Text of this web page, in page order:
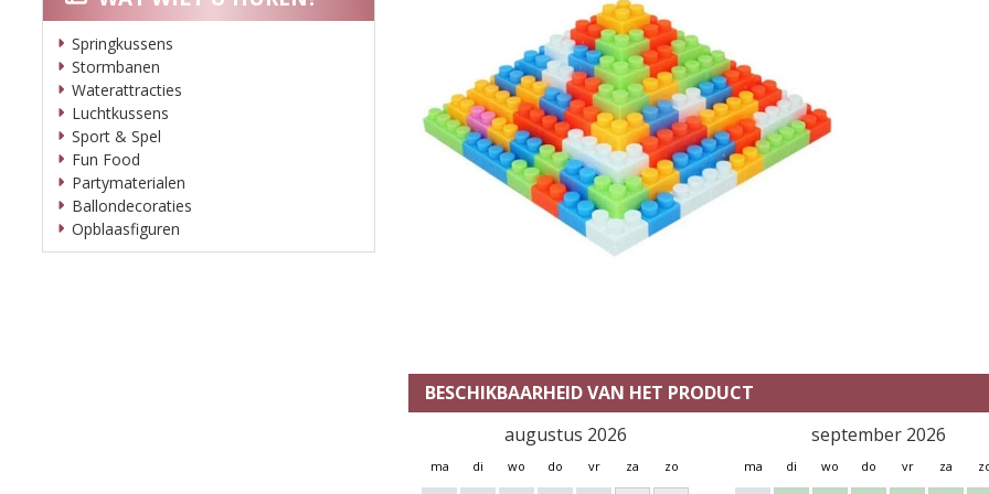
Springkussens
Stormbanen
Waterattracties
Luchtkussens
Sport & Spel
Fun Food
Partymaterialen
Ballondecoraties
Opblaasfiguren
BESCHIKBAARHEID VAN HET PRODUCT
augustus 2026
ma di wo do vr za zo
september 2026
ma di wo do vr za